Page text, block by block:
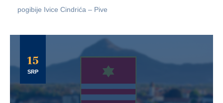
pogibije Ivice Cindrića – Pive
15
SRP